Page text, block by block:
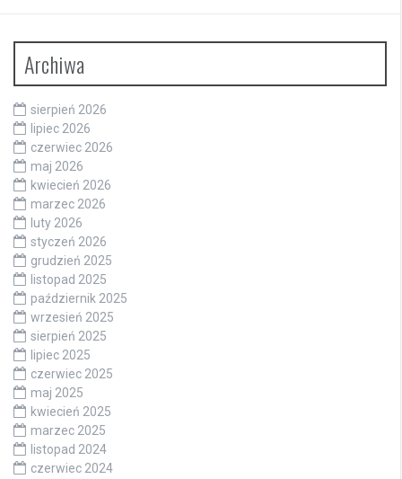
Archiwa
sierpień 2026
lipiec 2026
czerwiec 2026
maj 2026
kwiecień 2026
marzec 2026
luty 2026
styczeń 2026
grudzień 2025
listopad 2025
październik 2025
wrzesień 2025
sierpień 2025
lipiec 2025
czerwiec 2025
maj 2025
kwiecień 2025
marzec 2025
listopad 2024
czerwiec 2024